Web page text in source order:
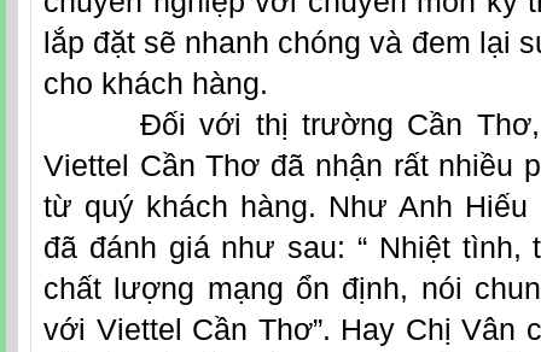
lắp đặt sẽ nhanh chóng và đem lại
cho khách hàng.
Đối với thị trường Cần Thơ,
Viettel Cần Thơ đã nhận rất nhiều
từ quý khách hàng. Như Anh
đã đánh giá như sau: “ Nhiệt tình,
chất lượng mạng ổn định, nói
với Viettel Cần Thơ”. Hay Chị Vân